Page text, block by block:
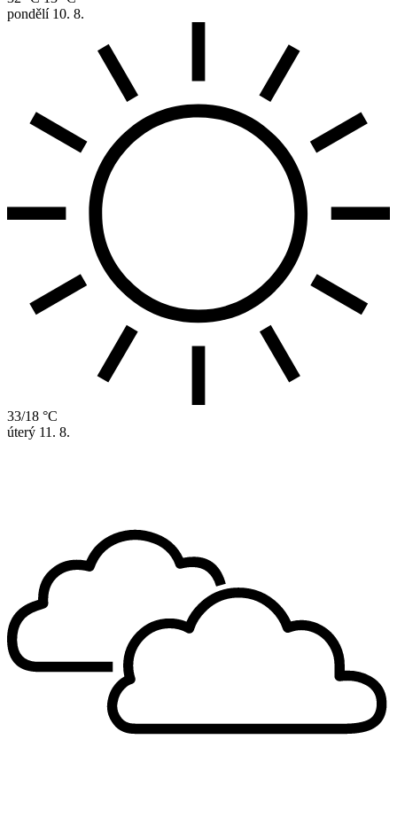
pondělí 10. 8.
33/18 °C
úterý 11. 8.